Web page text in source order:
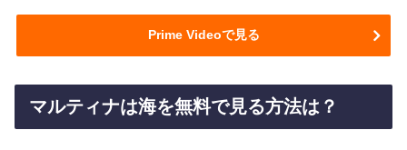
Prime Videoで見る
マルティナは海を無料で見る方法は？